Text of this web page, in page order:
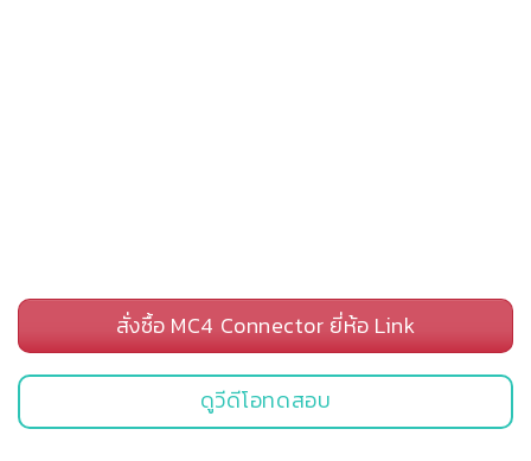
สั่งซื้อ MC4 Connector ยี่ห้อ Link
ดูวีดีโอทดสอบ